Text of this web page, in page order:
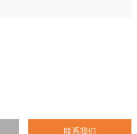
棉线编织而成，表面再涂石墨，用于
棉橡胶高压盘根。
联系我们